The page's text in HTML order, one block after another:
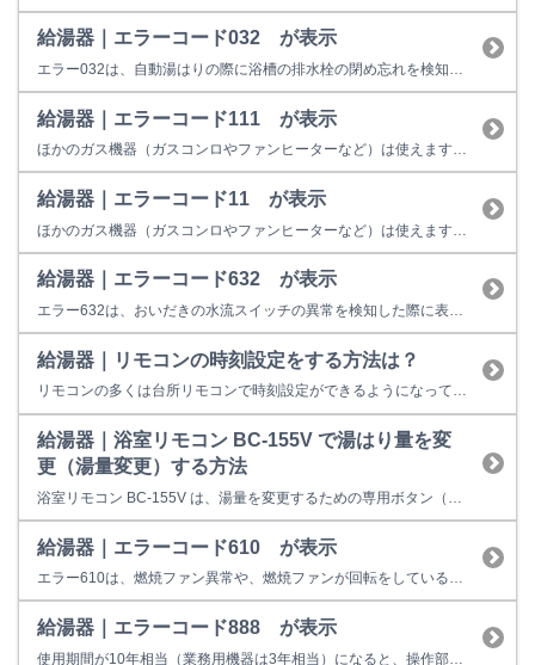
給湯器｜エラーコード032 が表示
エラー032は、自動湯はりの際に浴槽の排水栓の閉め忘れを検知したときの表示です。 （１）排水栓はしっかりと閉まっていますか？ お湯はり時に排水栓の閉め忘れ、若しくは排水栓がしっかり閉まっていないと、お湯が排水口から抜けてしまい、循環口まで貯まりませんので、リモコンに032と表示して停止してしまいます。 （２）循環口のフィルタは、ごみ等で詰っていませんか？ ポンプ循環で機器内部...
給湯器｜エラーコード111 が表示
ほかのガス機器（ガスコンロやファンヒーターなど）は使えますか？
給湯器｜エラーコード11 が表示
給湯器｜エラーコード632 が表示
エラー632は、おいだきの水流スイッチの異常を検知した際に表示します。 下記をご確認ください。それでも改善しない場合は機器の故障またはその他不具合の可能性があります。 （1）浴槽内のお湯（水）は、循環アダプタが十分に隠れるくらいありますか？ 水位が循環アダプタより低い場合は、おいだきが出来ないため、エラーを表示することがあります。 （2）循環アダプタのフィルタが汚れていませんか？ ...
給湯器｜リモコンの時刻設定をする方法は？
リモコンの多くは台所リモコンで時刻設定ができるようになっています。 取扱説明書は、リンナイホームページからダウンロードできます。 リンナイダウンロードサービスをご利用ください。 ※事前にご自宅の台所リモコンの型式（MC-○○）をご確認ください。 リンナイダウンロードサービスで型式検索しても取扱説明書が出て来ない場合 リモコンの型式（MC-○○、BC-○○）以外に、MBC-○...
給湯器｜浴室リモコン BC-155V で湯はり量を変
更（湯量変更）する方法
給湯器｜エラーコード610 が表示
エラー610は、燃焼ファン異常や、燃焼ファンが回転をしているのに 回転を検知しない症状が発生した場合に表示します。 お客様での対処方法は、運転スイッチを一旦切っていただき、再操作をお願い致します。 【改善しない場合】 給湯用燃焼ファンモーターや、電装ユニット等の故障の可能性がございますので、修理が必要となります。 修理料金の目安は以下のとおりです。 18,900円～80,5...
給湯器｜エラーコード888 が表示